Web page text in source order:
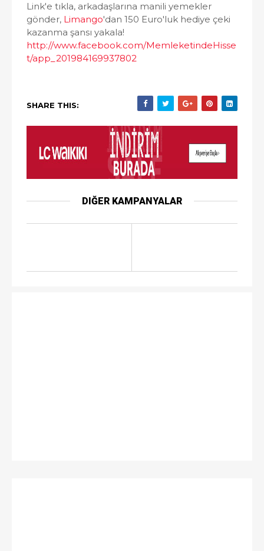
Link'e tıkla, arkadaşlarına manili yemekler
gönder, Limango'dan 150 Euro'luk hediye çeki
kazanma şansı yakala!
http://www.facebook.com/MemleketindeHisse
t/app_201984169937802
SHARE THIS:
DIĞER KAMPANYALAR